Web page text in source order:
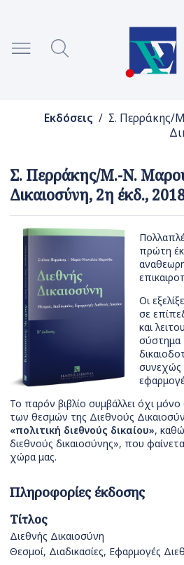
Εκδόσεις / Σ. Περράκης/
Σ. Περράκης/Μ.-Ν.
Δικαιοσύνη, 2η έκδ.,
πρώτη
Οι
σε
και
σύστημα
συνεχώς
Το παρόν βιβλίο συμβάλλει όχι
των θεσμών της Διεθνούς
«πολιτική διεθνούς δικαίου»,
διεθνούς δικαιοσύνης», που
χώρα μας.
Πληροφορίες έκδοσης
Τίτλος
Διεθνής Δικαιοσύνη
Θεσμοί, Διαδικασίες, Εφαρμογές